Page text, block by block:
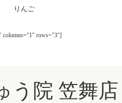
りんご
columns="1" rows="3"]
う院 笠舞店